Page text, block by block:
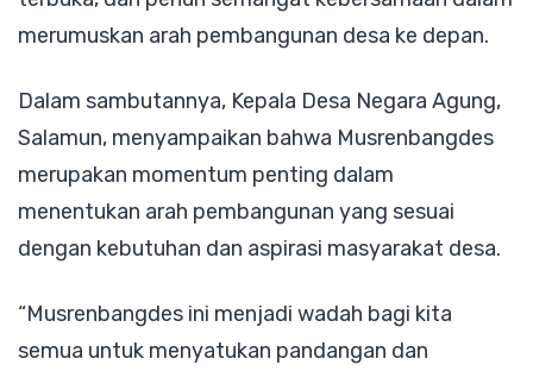
merumuskan arah pembangunan desa ke depan.
Dalam sambutannya, Kepala Desa Negara Agung,
Salamun, menyampaikan bahwa Musrenbangdes
merupakan momentum penting dalam
menentukan arah pembangunan yang sesuai
dengan kebutuhan dan aspirasi masyarakat desa.
“Musrenbangdes ini menjadi wadah bagi kita
semua untuk menyatukan pandangan dan